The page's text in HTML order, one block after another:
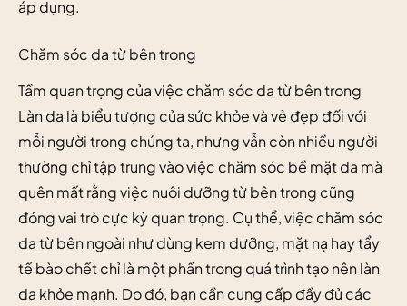
áp dụng.
Chăm sóc da từ bên trong
Tầm quan trọng của việc chăm sóc da từ bên trong
Làn da là biểu tượng của sức khỏe và vẻ đẹp đối với
mỗi người trong chúng ta, nhưng vẫn còn nhiều người
thường chỉ tập trung vào việc chăm sóc bề mặt da mà
quên mất rằng việc nuôi dưỡng từ bên trong cũng
đóng vai trò cực kỳ quan trọng. Cụ thể, việc chăm sóc
da từ bên ngoài như dùng kem dưỡng, mặt nạ hay tẩy
tế bào chết chỉ là một phần trong quá trình tạo nên làn
da khỏe mạnh. Do đó, bạn cần cung cấp đầy đủ các